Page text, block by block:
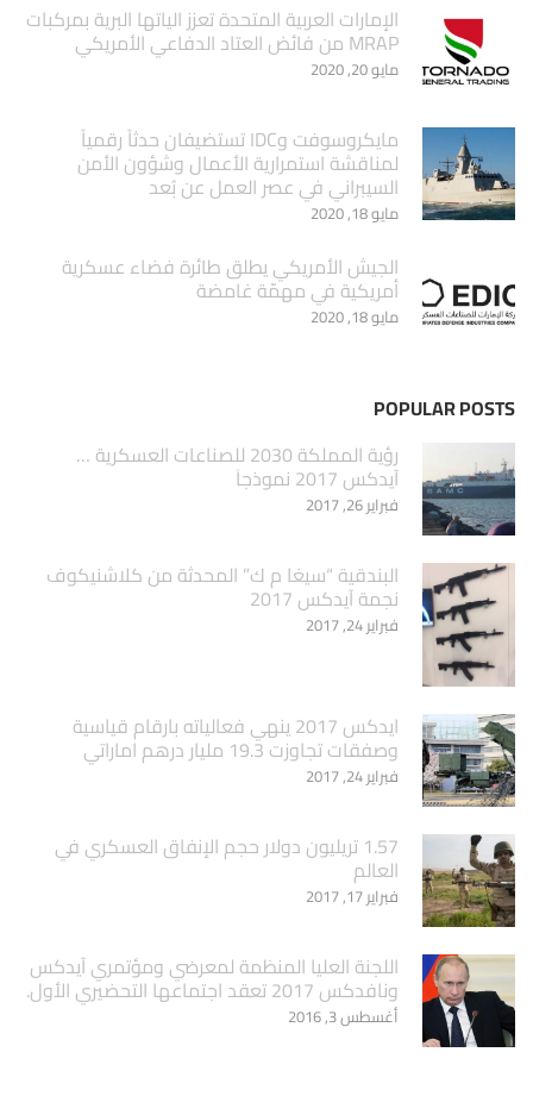
الإمارات العربية المتحدة تعزز الياتها البرية بمركبات
MRAP من فائض العتاد الدفاعي الأمريكي
مايو 20, 2020
مايكروسوفت وIDC تستضيفان حدثاً رقمياً
لمناقشة استمرارية الأعمال وشؤون الأمن
السيبراني في عصر العمل عن بُعد
مايو 18, 2020
الجيش الأمريكي يطلق طائرة فضاء عسكرية
أمريكية في مهمّة غامضة
مايو 18, 2020
POPULAR POSTS
‏رؤية المملكة 2030 للصناعات العسكرية …
آيدكس 2017 نموذجاَ
فبراير 26, 2017
البندقية “سيغا م ك” المحدثة من كلاشنيكوف
نجمة آيدكس 2017
فبراير 24, 2017
ايدكس 2017 ينهي فعالياته بارقام قياسية
وصفقات تجاوزت 19.3 مليار درهم اماراتي
فبراير 24, 2017
1.57 تريليون دولار حجم الإنفاق العسكري في
العالم
فبراير 17, 2017
اللجنة العليا المنظمة لمعرضي ومؤتمري آيدكس
ونافدكس 2017 تعقد اجتماعها التحضيري الأول.
أغسطس 3, 2016